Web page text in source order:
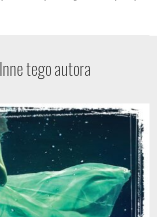
Inne tego autora